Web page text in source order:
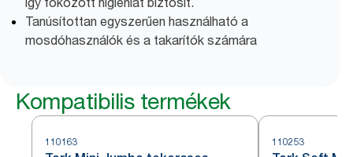
Tanúsítottan egyszerűen használható a
mosdóhasználók és a takarítók számára
Kompatibilis termékek
110163 110253